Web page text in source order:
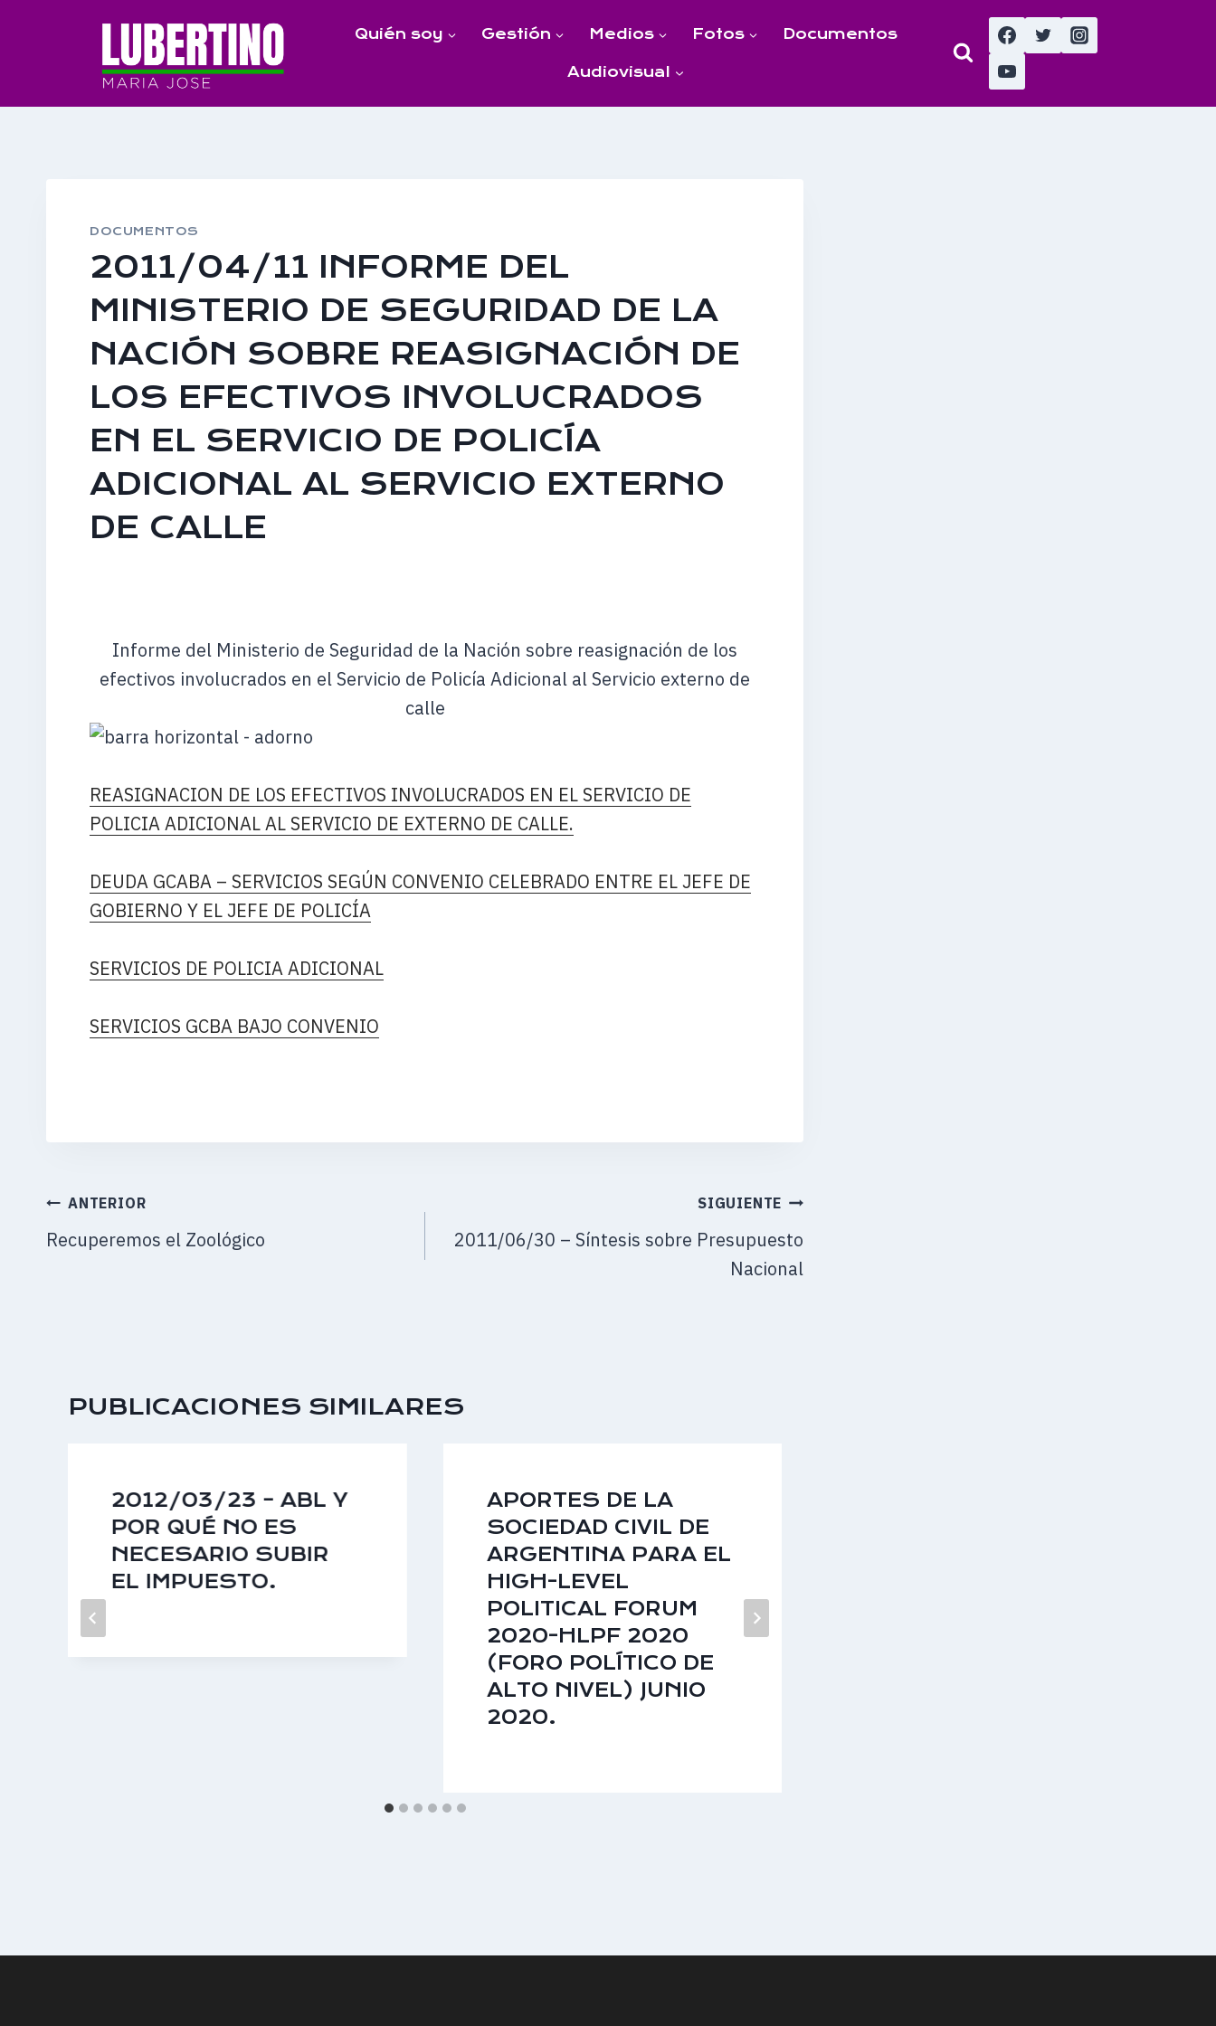
Quién soy Gestión Medios Fotos Documentos
Audiovisual
DOCUMENTOS
2011/04/11 INFORME DEL
MINISTERIO DE SEGURIDAD DE LA
NACIÓN SOBRE REASIGNACIÓN DE
LOS EFECTIVOS INVOLUCRADOS
EN EL SERVICIO DE POLICÍA
ADICIONAL AL SERVICIO EXTERNO
DE CALLE
Informe del Ministerio de Seguridad de la Nación sobre reasignación de los
efectivos involucrados en el Servicio de Policía Adicional al Servicio externo de
calle
REASIGNACION DE LOS EFECTIVOS INVOLUCRADOS EN EL SERVICIO DE
POLICIA ADICIONAL AL SERVICIO DE EXTERNO DE CALLE.
DEUDA GCABA – SERVICIOS SEGÚN CONVENIO CELEBRADO ENTRE EL JEFE DE
GOBIERNO Y EL JEFE DE POLICÍA
SERVICIOS DE POLICIA ADICIONAL
SERVICIOS GCBA BAJO CONVENIO
NAVEGACIÓN
DE
ANTERIOR
Recuperemos el Zoológico
SIGUIENTE
2011/06/30 – Síntesis sobre Presupuesto
Nacional
PUBLICACIONES SIMILARES
2012/03/23 – ABL Y
POR QUÉ NO ES
NECESARIO SUBIR
EL IMPUESTO.
APORTES DE LA
SOCIEDAD CIVIL DE
ARGENTINA PARA EL
HIGH-LEVEL
POLITICAL FORUM
2020-HLPF 2020
(FORO POLÍTICO DE
ALTO NIVEL) JUNIO
2020.